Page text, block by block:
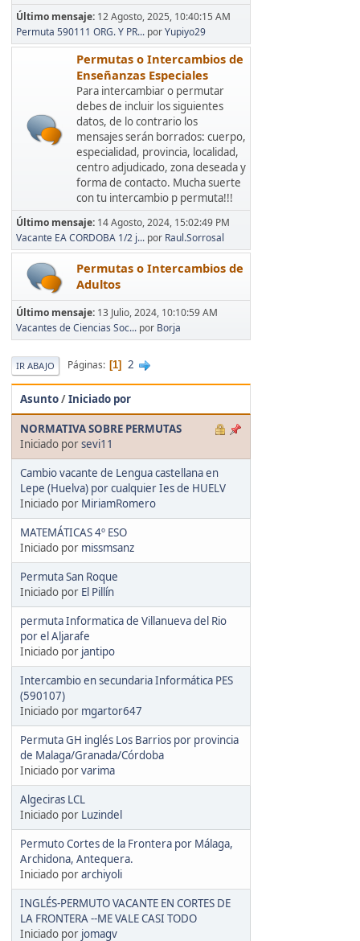
Último mensaje: 12 Agosto, 2025, 10:40:15 AM
Permuta 590111 ORG. Y PR... porYupiyo29
Permutas o Intercambios de
Enseñanzas Especiales
Para intercambiar o permutar
debes de incluir los siguientes
datos, de lo contrario los
mensajes serán borrados: cuerpo,
especialidad, provincia, localidad,
centro adjudicado, zona deseada y
forma de contacto. Mucha suerte
con tu intercambio p permuta!!!
Último mensaje: 14 Agosto, 2024, 15:02:49 PM
Vacante EA CORDOBA 1/2 j... por Raul.Sorrosal
Permutas o Intercambios de
Adultos
Último mensaje: 13 Julio, 2024, 10:10:59 AM
Vacantes de Ciencias Soc... por Borja
IR ABAJO Páginas 1 2
Asunto/Iniciado por
NORMATIVA SOBRE PERMUTAS
Iniciado porsevi11
Cambio vacante de Lengua castellana en
Lepe (Huelva) por cualquier Ies de HUELV
Iniciado por MiriamRomero
MATEMÁTICAS 4º ESO
Iniciado por missmsanz
Permuta San Roque
Iniciado por El Pillín
permuta Informatica de Villanueva del Rio
por el Aljarafe
Iniciado por jantipo
Intercambio en secundaria Informática PES
(590107)
Iniciado por mgartor647
Permuta GH inglés Los Barrios por provincia
de Malaga/Granada/Córdoba
Iniciado porvarima
Algeciras LCL
Iniciado por Luzindel
Permuto Cortes de la Frontera por Málaga,
Archidona, Antequera.
Iniciado porarchiyoli
INGLÉS-PERMUTO VACANTE EN CORTES DE
LA FRONTERA --ME VALE CASI TODO
Iniciado por jomagv